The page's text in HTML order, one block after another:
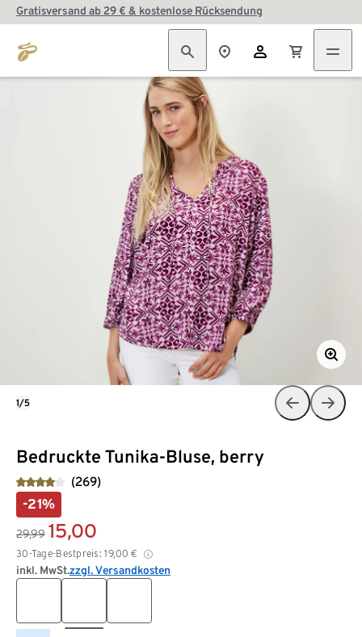
Gratisversand ab 29 € & kostenlose Rücksendung
Bedruckte Tunika-Bluse, berry
(269)
-21%
29,99 15,00
30-Tage-Bestpreis: 19,00 €
inkl. MwSt.zzgl. Versandkosten
1/5